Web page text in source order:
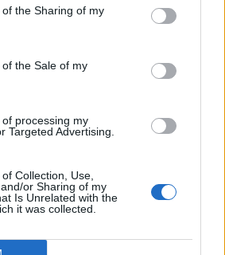
the Sharing of my
the Sale of my
processing my
Targeted Advertising.
Collection, Use,
or Sharing of my
Is Unrelated with the
it was collected.